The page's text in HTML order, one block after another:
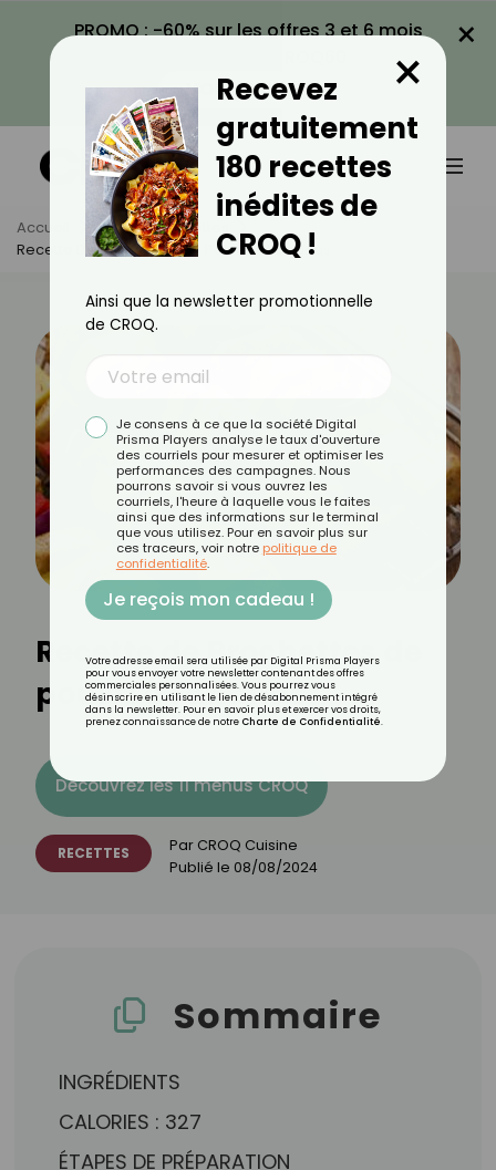
PROMO : -60% sur les offres 3 et 6 mois
VOIR LA PROMO
×
Accueil Actus
Recettes
Recette De Brochettes De Poulet À L'ananas
Recette de Brochettes de
poulet à l'ananas
Découvrez les 11 menus CROQ
RECETTES Par CROQ Cuisine
Publié le 08/08/2024
Sommaire
INGRÉDIENTS
CALORIES : 327
ÉTAPES DE PRÉPARATION
Recevez
gratuitement
180 recettes
inédites de
CROQ !
×
Ainsi que la newsletter promotionnelle
de CROQ.
Je consens à ce que la société Digital
Prisma Players analyse le taux d'ouverture
des courriels pour mesurer et optimiser les
performances des campagnes. Nous
pourrons savoir si vous ouvrez les
courriels, l'heure à laquelle vous le faites
ainsi que des informations sur le terminal
que vous utilisez. Pour en savoir plus sur
ces traceurs, voir notre politique de
confidentialité.
Je reçois mon cadeau !
Votre adresse email sera utilisée par Digital Prisma Players
pour vous envoyer votre newsletter contenant des offres
commerciales personnalisées. Vous pourrez vous
désinscrire en utilisant le lien de désabonnement intégré
dans la newsletter. Pour en savoir plus et exercer vos droits,
prenez connaissance de notre Charte de Confidentialité.